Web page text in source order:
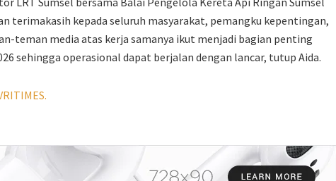
terimakasih kepada seluruh masyarakat, pemangku kepentingan,
teman media atas kerja samanya ikut menjadi bagian penting
sehingga operasional dapat berjalan dengan lancar, tutup Aida.